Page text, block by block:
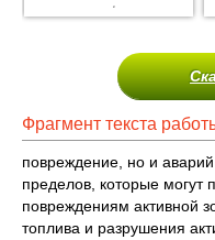
Фрагмент текста
повреждение, но и
пределов, которые могут
повреждениям активной
топлива и разрушения